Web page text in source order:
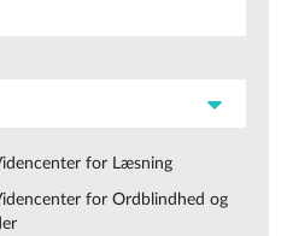
for Læsning
for Ordblindhed og